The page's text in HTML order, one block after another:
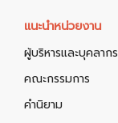
แนะนำหน่วยงาน
ผู้บริหารและบุคลากร
คณะกรรมการ
คำนิยาม